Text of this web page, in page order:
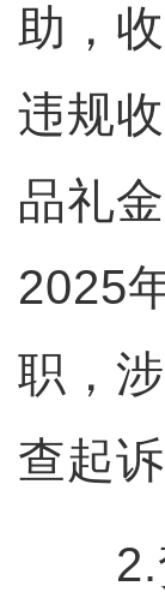
助，
违规
品礼
2025
职，
查起诉
2.贺